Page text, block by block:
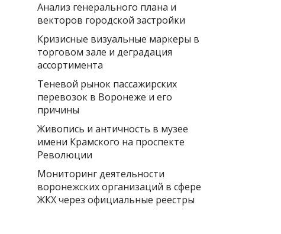
Анализ генерального плана и
векторов городской застройки
Кризисные визуальные маркеры в
торговом зале и деградация
ассортимента
Теневой рынок пассажирских
перевозок в Воронеже и его
причины
Живопись и античность в музее
имени Крамского на проспекте
Революции
Мониторинг деятельности
воронежских организаций в сфере
ЖКХ через официальные реестры